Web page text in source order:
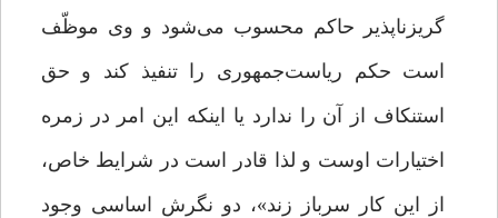
گریزناپذیر حاکم محسوب می‌شود و وی موظّف
است حکم ریاست‌جمهوری را تنفیذ کند و حق
استنکاف از آن را ندارد یا اینکه این امر در زمره
اختیارات اوست و لذا قادر است در شرایط خاص،
از این کار سرباز زند»، دو نگرش اساسی وجود